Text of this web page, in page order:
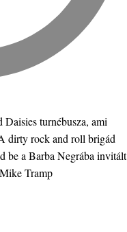
turnébusza, ami
dirty rock and roll brigád
be a Barba Negrába invitált
Tramp